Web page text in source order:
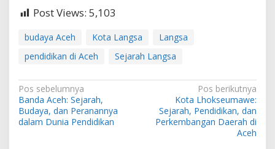
Post Views: 5,103
budaya Aceh Kota Langsa
Langsa
pendidikan di Aceh
Sejarah Langsa
N
a
v
Pos sebelumnya
Banda Aceh: Sejarah,
Budaya, dan Peranannya
dalam Dunia Pendidikan
Pos berikutnya
Kota Lhokseumawe:
Sejarah, Pendidikan, dan
Perkembangan Daerah di
Aceh